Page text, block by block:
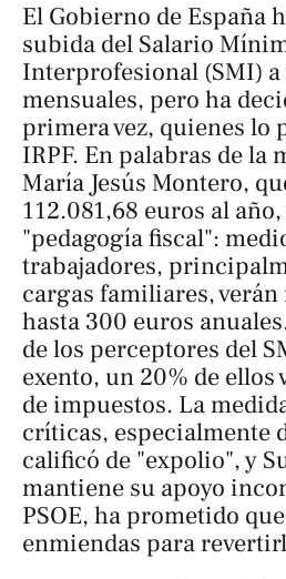
El Gobierno de España
subida del Salario
Interprofesional (SMI) a
mensuales, pero ha
primera vez, quienes lo
IRPF. En palabras de
María Jesús Montero,
112.081,68 euros al
"pedagogía fiscal":
trabajadores,
cargas familiares,
hasta 300 euros
de los perceptores del
exento, un 20% de ellos
de impuestos. La
críticas, especialmente
calificó de "expolio", y
mantiene su apoyo
PSOE, ha prometido
enmiendas para